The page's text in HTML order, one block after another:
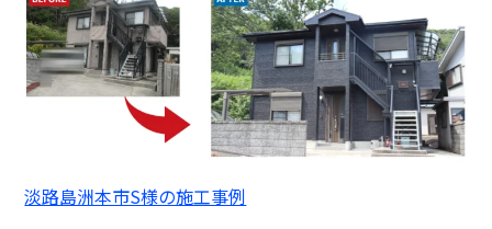
淡路島洲本市S様の施工事例